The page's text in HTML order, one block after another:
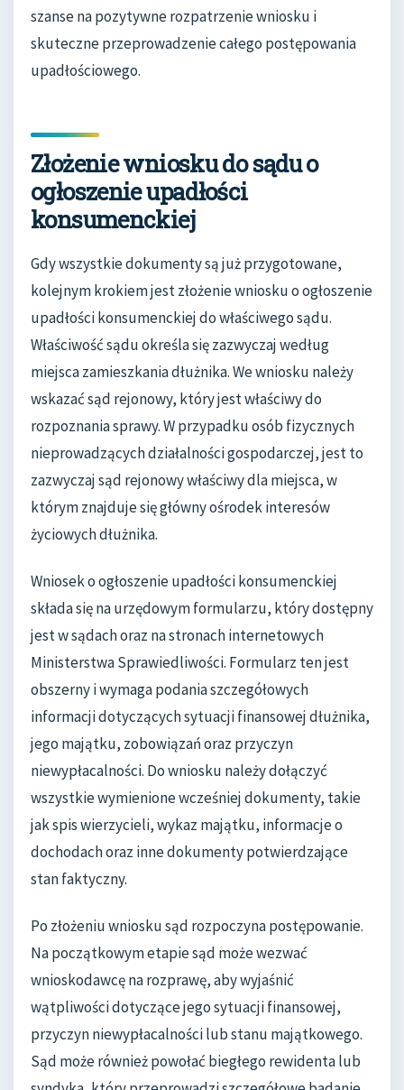
szanse na pozytywne rozpatrzenie wniosku i
skuteczne przeprowadzenie całego postępowania
upadłościowego.
Złożenie wniosku do sądu o
ogłoszenie upadłości
konsumenckiej
Gdy wszystkie dokumenty są już przygotowane,
kolejnym krokiem jest złożenie wniosku o ogłoszenie
upadłości konsumenckiej do właściwego sądu.
Właściwość sądu określa się zazwyczaj według
miejsca zamieszkania dłużnika. We wniosku należy
wskazać sąd rejonowy, który jest właściwy do
rozpoznania sprawy. W przypadku osób fizycznych
nieprowadzących działalności gospodarczej, jest to
zazwyczaj sąd rejonowy właściwy dla miejsca, w
którym znajduje się główny ośrodek interesów
życiowych dłużnika.
Wniosek o ogłoszenie upadłości konsumenckiej
składa się na urzędowym formularzu, który dostępny
jest w sądach oraz na stronach internetowych
Ministerstwa Sprawiedliwości. Formularz ten jest
obszerny i wymaga podania szczegółowych
informacji dotyczących sytuacji finansowej dłużnika,
jego majątku, zobowiązań oraz przyczyn
niewypłacalności. Do wniosku należy dołączyć
wszystkie wymienione wcześniej dokumenty, takie
jak spis wierzycieli, wykaz majątku, informacje o
dochodach oraz inne dokumenty potwierdzające
stan faktyczny.
Po złożeniu wniosku sąd rozpoczyna postępowanie.
Na początkowym etapie sąd może wezwać
wnioskodawcę na rozprawę, aby wyjaśnić
wątpliwości dotyczące jego sytuacji finansowej,
przyczyn niewypłacalności lub stanu majątkowego.
Sąd może również powołać biegłego rewidenta lub